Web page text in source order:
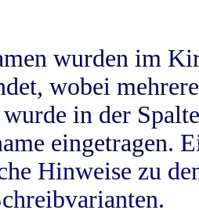
wurden im
wobei
in der
eingetragen.
Hinweise zu